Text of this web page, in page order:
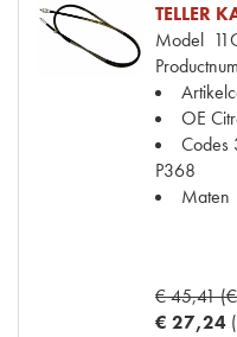
TELLER
Model
OE
Codes
P368
Maten
€ 45,41
€ 27,24